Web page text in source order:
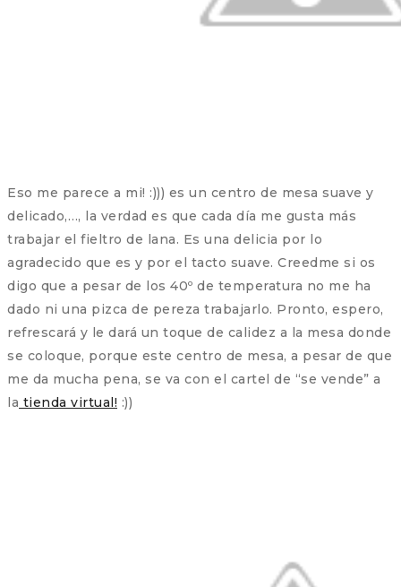
Eso me parece a mi! :))) es un centro de mesa suave y
delicado,…, la verdad es que cada día me gusta más
trabajar el fieltro de lana. Es una delicia por lo
agradecido que es y por el tacto suave. Creedme si os
digo que a pesar de los 40º de temperatura no me ha
dado ni una pizca de pereza trabajarlo. Pronto, espero,
refrescará y le dará un toque de calidez a la mesa donde
se coloque, porque este centro de mesa, a pesar de que
me da mucha pena, se va con el cartel de “se vende” a
la tienda virtual! :))